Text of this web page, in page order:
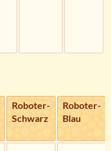
Roboter-
Schwarz
Roboter-
Blau